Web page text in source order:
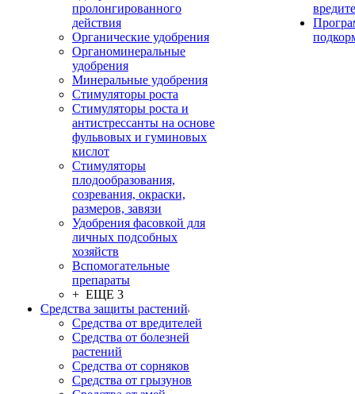
пролонгированного
действия
Органические удобрения
Органоминеральные
удобрения
Минеральные удобрения
Стимуляторы роста
Стимуляторы роста и
антистрессанты на основе
фульвовых и гуминовых
кислот
Стимуляторы
плодообразования,
созревания, окраски,
размеров, завязи
Удобрения фасовкой для
личных подсобных
хозяйств
Вспомогательные
препараты
+ ЕЩЕ 3
Средства защиты растений
Средства от вредителей
Средства от болезней
растений
Средства от сорняков
Средства от грызунов